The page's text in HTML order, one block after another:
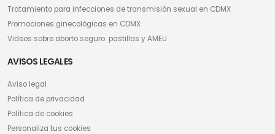
Tratamiento para infecciones de transmisión sexual en CDMX
Promociones ginecológicas en CDMX
Videos sobre aborto seguro: pastillas y AMEU
AVISOS LEGALES
Aviso legal
Política de privacidad
Política de cookies
Personaliza tus cookies